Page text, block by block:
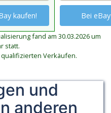
kann es
Lösemittel
genutzt
Es ist
rußfrei
mit
sauber,
Heizen
oder
Perfekt
&
Indoor
kaufen! Bei
fand am 30.03.2026 um
statt.
Verkäufen.
und
anderen